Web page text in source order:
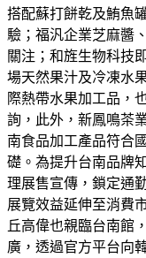
搭配蘇打餅乾及鮪魚
驗；福汎企業芝麻醬
關注；和旌生物科技
場天然果汁及冷凍水
際熱帶水果加工品，
詢，此外，新鳳鳴茶
南食品加工產品符合
礎。為提升台南品牌
理展售宣傳，鎖定通
展覽效益延伸至消費
丘高偉也親臨台南館
廣，透過官方平台向